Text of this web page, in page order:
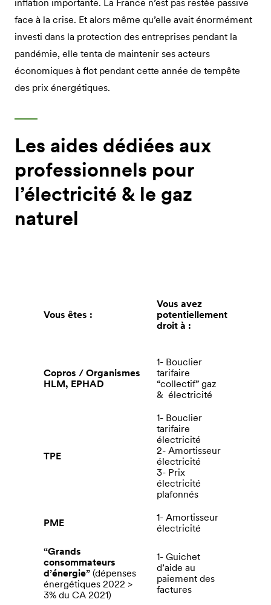
inflation importante. La France n’est pas restée passive
face à la crise. Et alors même qu’elle avait énormément
investi dans la protection des entreprises pendant la
pandémie, elle tenta de maintenir ses acteurs
économiques à flot pendant cette année de tempête
des prix énergétiques.
Les aides dédiées aux
professionnels pour
l’électricité & le gaz
naturel
Vous êtes :
Vous avez
potentiellement
droit à :
Copros / Organismes
HLM, EPHAD
1- Bouclier
tarifaire
“collectif” gaz
& électricité
TPE
1- Bouclier
tarifaire
électricité
2- Amortisseur
électricité
3- Prix
électricité
plafonnés
PME
1- Amortisseur
électricité
“Grands
consommateurs
d’énergie” (dépenses
énergétiques 2022 >
3% du CA 2021)
1- Guichet
d’aide au
paiement des
factures